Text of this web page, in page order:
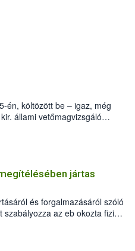
én, költözött be – igaz, még
állami vetőmagvizsgáló
alatti, Czigler Győző által
jártas
és forgalmazásáról szóló
az eb okozta fizikai
felmerülő
eb tartását és annak